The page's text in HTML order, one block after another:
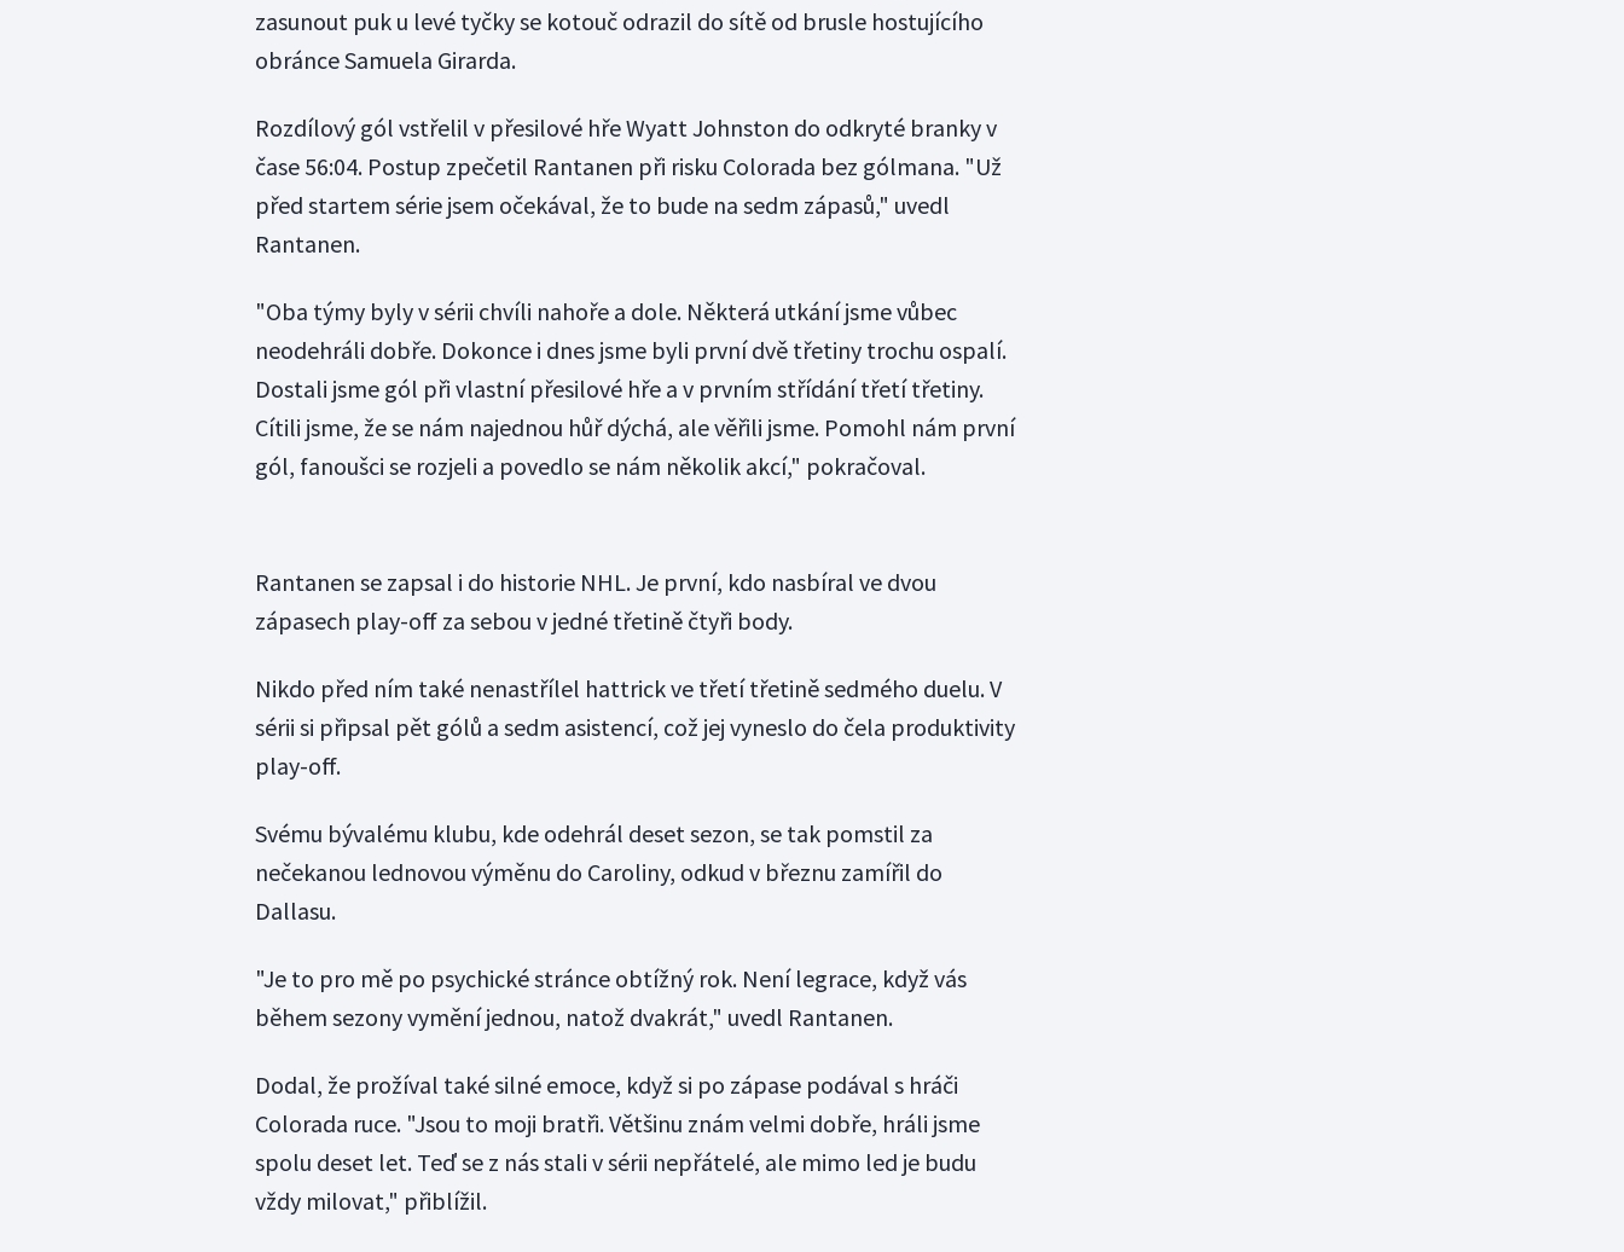
zasunout puk u levé tyčky se kotouč odrazil do sítě od brusle hostujícího
obránce Samuela Girarda.
Rozdílový gól vstřelil v přesilové hře Wyatt Johnston do odkryté branky v
čase 56:04. Postup zpečetil Rantanen při risku Colorada bez gólmana. "Už
před startem série jsem očekával, že to bude na sedm zápasů," uvedl
Rantanen.
"Oba týmy byly v sérii chvíli nahoře a dole. Některá utkání jsme vůbec
neodehráli dobře. Dokonce i dnes jsme byli první dvě třetiny trochu ospalí.
Dostali jsme gól při vlastní přesilové hře a v prvním střídání třetí třetiny.
Cítili jsme, že se nám najednou hůř dýchá, ale věřili jsme. Pomohl nám první
gól, fanoušci se rozjeli a povedlo se nám několik akcí," pokračoval.
Rantanen se zapsal i do historie NHL. Je první, kdo nasbíral ve dvou
zápasech play-off za sebou v jedné třetině čtyři body.
Nikdo před ním také nenastřílel hattrick ve třetí třetině sedmého duelu. V
sérii si připsal pět gólů a sedm asistencí, což jej vyneslo do čela produktivity
play-off.
Svému bývalému klubu, kde odehrál deset sezon, se tak pomstil za
nečekanou lednovou výměnu do Caroliny, odkud v březnu zamířil do
Dallasu.
"Je to pro mě po psychické stránce obtížný rok. Není legrace, když vás
během sezony vymění jednou, natož dvakrát," uvedl Rantanen.
Dodal, že prožíval také silné emoce, když si po zápase podával s hráči
Colorada ruce. "Jsou to moji bratři. Většinu znám velmi dobře, hráli jsme
spolu deset let. Teď se z nás stali v sérii nepřátelé, ale mimo led je budu
vždy milovat," přiblížil.